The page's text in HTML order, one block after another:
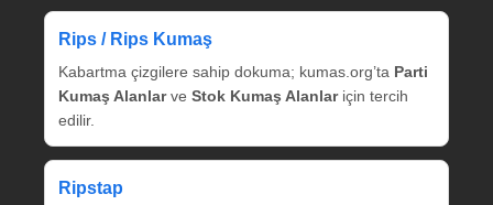
Rips / Rips Kumaş
Kabartma çizgilere sahip dokuma; kumas.org’ta Parti
Kumaş Alanlarve Stok Kumaş Alanlariçin tercih
edilir.
Ripstap